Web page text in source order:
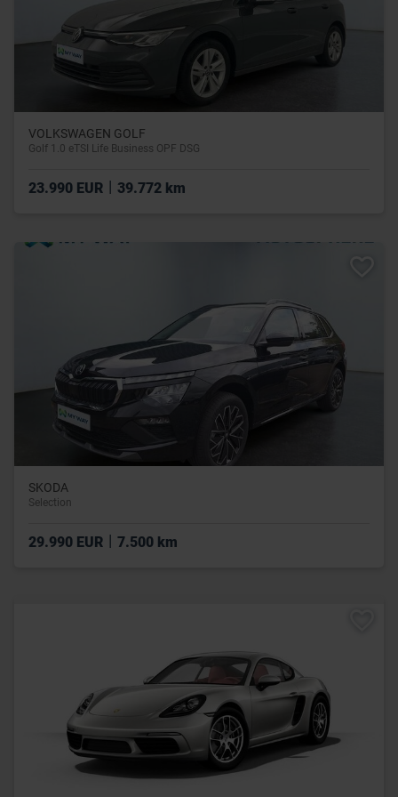
VOLKSWAGEN GOLF
Golf 1.0 eTSI Life Business OPF DSG
23.990 EUR 39.772 km
SKODA
Selection
29.990 EUR | 7.500 km